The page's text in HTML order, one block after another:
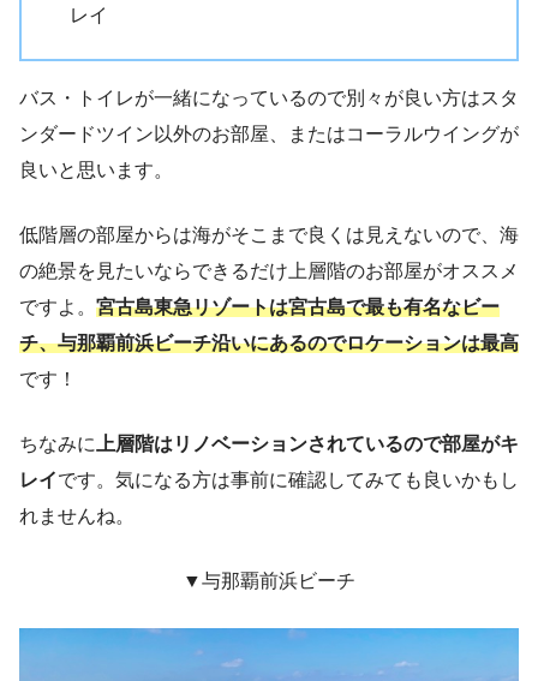
レイ
バス・トイレが一緒になっているので別々が良い方はスタ
ンダードツイン以外のお部屋、またはコーラルウイングが
良いと思います。
低階層の部屋からは海がそこまで良くは見えないので、海
の絶景を見たいならできるだけ上層階のお部屋がオススメ
ですよ。 宮古島東急リゾートは宮古島で最も有名なビー
チ、与那覇前浜ビーチ沿いにあるのでロケーションは最高
です！
ちなみに
上層階はリノベーションされているので部屋がキ
レイです。気になる方は事前に確認してみても良いかもし
れませんね。
▼与那覇前浜ビーチ